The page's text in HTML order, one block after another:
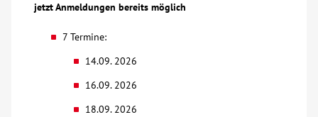
Über uns
jetzt Anmeldungen bereits möglich
7 Termine:
14.09. 2026
16.09. 2026
18.09. 2026